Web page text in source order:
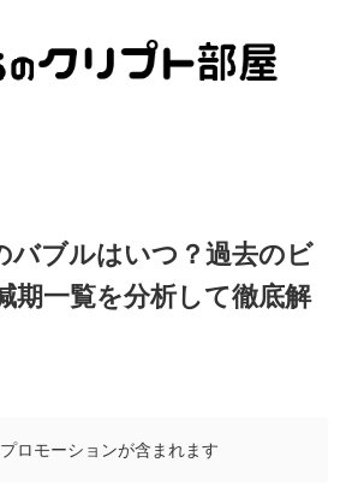
バブルはいつ？過去のビ
期一覧を分析して徹底解
ロモーションが含まれます